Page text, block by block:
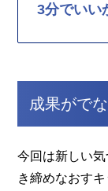
3分でいい
成果がで
今回は新しい気
き締めなおす